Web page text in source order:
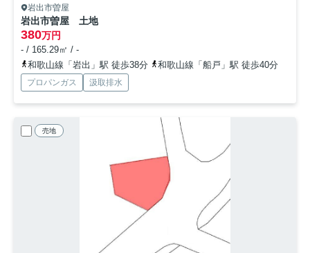
岩出市曽屋
岩出市曽屋 土地
380万円
- / 165.29㎡ / -
和歌山線「岩出」駅 徒歩38分
和歌山線「船戸」駅 徒歩40分
プロパンガス 汲取排水
売地